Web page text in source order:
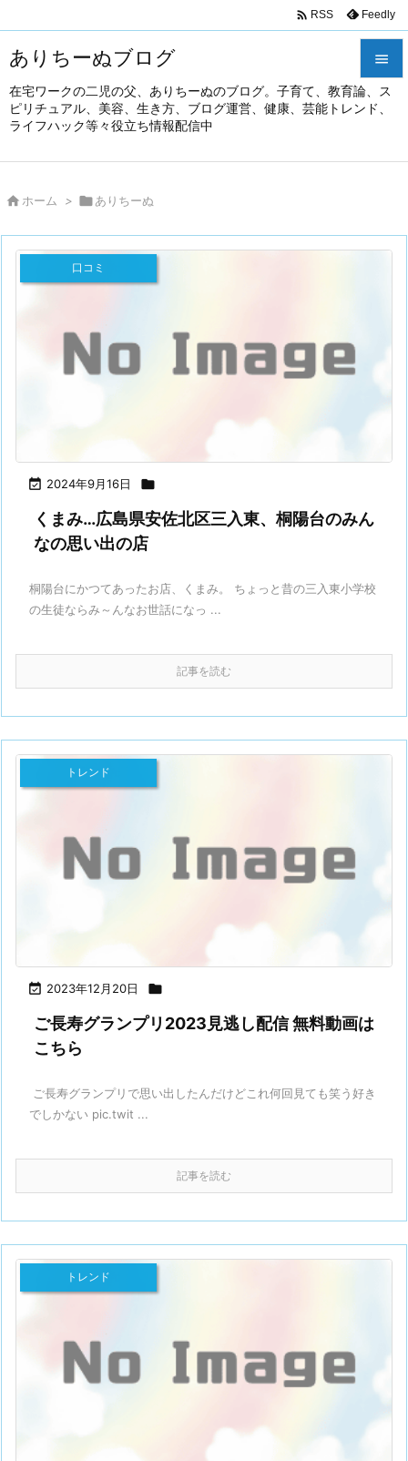
ありちーぬブログ
在宅ワークの二児の父、ありちーぬのブログ。子育て、教育論、ス
ピリチュアル、美容、生き方、ブログ運営、健康、芸能トレンド、
ライフハック等々役立ち情報配信中


メニュ
前へ

 RSS Feedly
 ホーム > ありちーぬ
 2024年9月16日 
口コミ
くまみ…広島県安佐北区三入東、桐陽台のみん
なの思い出の店
桐陽台にかつてあったお店、くまみ。 ちょっと昔の三入東小学校
の生徒ならみ～んなお世話になっ ...
記事を読む
 2023年12月20日 
トレンド
ご長寿グランプリ2023見逃し配信 無料動画は
こちら
ご長寿グランプリで思い出したんだけどこれ何回見ても笑う好き
でしかない pic.twit ...
記事を読む
トレンド